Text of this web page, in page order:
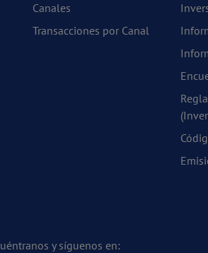
Canales
Transacciones por Canal
y síguenos en: